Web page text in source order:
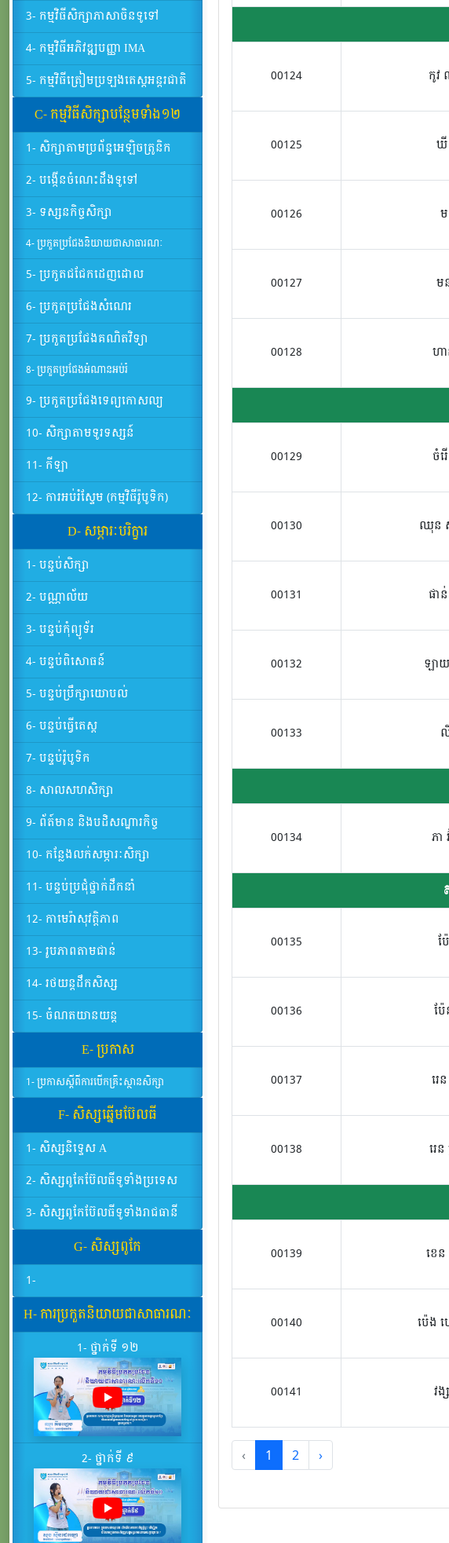
3- កម្មវិធីសិក្សាភាសាចិនទូទៅ
4- កម្មវិធីអភិវឌ្ឍបញ្ញា IMA
5- កម្មវិធីត្រៀមប្រឡងតេស្តអន្តរជាតិ
C- កម្មវិធីសិក្សាបន្ថែមទាំង១២
1- សិក្សាតាមប្រព័ន្ធអេឡិចត្រូនិក
2- បង្កើនចំណេះដឹងទូទៅ
3- ទស្សនកិច្ចសិក្សា
4- ប្រកួតប្រជែងនិយាយជាសាធារណៈ
5- ប្រកួតជជែកដេញដោល
6- ប្រកួតប្រជែងសំណេរ
7- ប្រកួតប្រជែងគណិតវិទ្យា
8- ប្រកួតប្រជែងអំណានអប់រំ
9- ប្រកួតប្រជែងទេព្យកោសល្យ
10- សិក្សាតាមទូរទស្សន៍
11- កីឡា
12- ការអប់រំស្ទែម (កម្មវិធីរ៉ូបូទិក)
D- សម្ភារៈបរិក្ខារ
1- បន្ទប់សិក្សា
2- បណ្ណាល័យ
3- បន្ទប់កុំព្យូទ័រ
4- បន្ទប់ពិសោធន៍
5- បន្ទប់ប្រឹក្សាយោបល់
6- បន្ទប់ធ្វើតេស្ត
7- បន្ទប់រ៉ូបូទិក
8- សាលសហសិក្សា
9- ព័ត៍មាន និងបដិសណ្ឋារកិច្ច
10- កន្លែងលក់សម្ភារៈសិក្សា
11- បន្ទប់ប្រជុំថ្នាក់ដឹកនាំ
12- កាមេរ៉ាសុវត្តិភាព
13- រូបភាពតាមជាន់
14- រថយន្តដឹកសិស្ស
15- ចំណតយានយន្ត
E- ប្រកាស
1- ប្រកាសស្តីពីការបើកគ្រឹះស្ថានសិក្សា
F- សិស្សឆ្នើមប៊ែលធី
1- សិស្សនិទ្ទេស A
2- សិស្សពូកែប៊ែលធីទូទាំងប្រទេស
3- សិស្សពូកែប៊ែលធីទូទាំងរាជធានី
G- សិស្សពូកែ
1-
H- ការប្រកួតនិយាយជាសាធារណៈ
1- ថ្នាក់ទី ១២
2- ថ្នាក់ទី ៩
00124 កូវ
00125 ឃី
00126
00127 ម
00128 ហ
00129 ចំរ
00130 ឈុន សុ
00131 ផា
00132 ឡា
00133
00134 ភា
00135 ប៉
00136 ប៉
00137 រេ
00138 រេ
00139 ខេន
00140 ប៉េង
00141 វ
‹ 1 2 ›